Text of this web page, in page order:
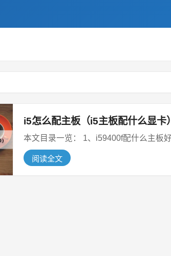
i5怎么配主板（i5主板配什么显卡）
阅读全文